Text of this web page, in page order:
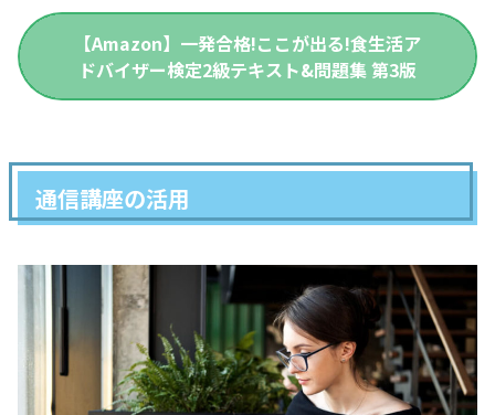
【Amazon】一発合格!ここが出る!食生活ア
ドバイザー検定2級テキスト&問題集 第3版
通信講座の活用